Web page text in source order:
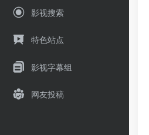
影视搜索
特色站点
影视字幕组
网友投稿